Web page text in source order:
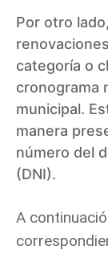
Por otro
categoría o
cronograma
municipal.
manera
número del
(DNI).
A